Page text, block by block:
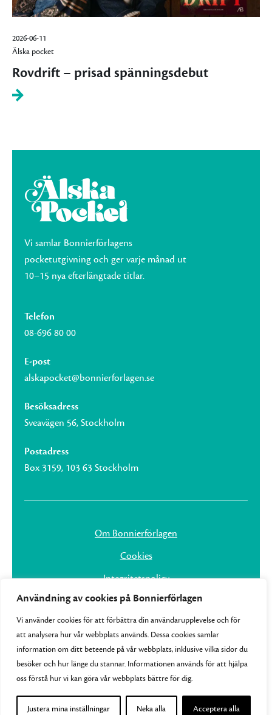
Användning av cookies på Bonnierförlagen
Vi använder cookies för att förbättra din användarupplevelse och för
att analysera hur vår webbplats används. Dessa cookies samlar
information om ditt beteende på vår webbplats, inklusive vilka sidor du
besöker och hur länge du stannar. Informationen används för att hjälpa
oss förstå hur vi kan göra vår webbplats bättre för dig.
Justera mina inställningar Neka alla Acceptera alla
2026-06-11
Älska pocket
Rovdrift – prisad spänningsdebut
Vi samlar Bonnierförlagens
pocketutgivning och ger varje månad ut
10–15 nya efterlängtade titlar.
Telefon
08-696 80 00
E-post
alskapocket@bonnierforlagen.se
Besöksadress
Sveavägen 56, Stockholm
Postadress
Box 3159, 103 63 Stockholm
Om Bonnierförlagen
Cookies
Integritetspolicy